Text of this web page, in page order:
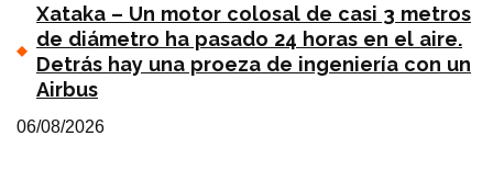
Xataka – Un motor colosal de casi 3 metros
de diámetro ha pasado 24 horas en el aire.
Detrás hay una proeza de ingeniería con un
Airbus
06/08/2026